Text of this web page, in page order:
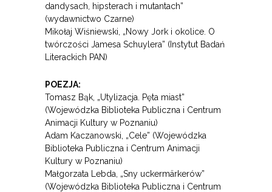
dandysach, hipsterach i mutantach”
(wydawnictwo Czarne)
Mikołaj Wiśniewski, „Nowy Jork i okolice. O
twórczości Jamesa Schuylera” (Instytut Badań
Literackich PAN)
POEZJA:
Tomasz Bąk, „Utylizacja. Pęta miast”
(Wojewódzka Biblioteka Publiczna i Centrum
Animacji Kultury w Poznaniu)
Adam Kaczanowski, „Cele” (Wojewódzka
Biblioteka Publiczna i Centrum Animacji
Kultury w Poznaniu)
Małgorzata Lebda, „Sny uckermärkerów”
(Wojewódzka Biblioteka Publiczna i Centrum